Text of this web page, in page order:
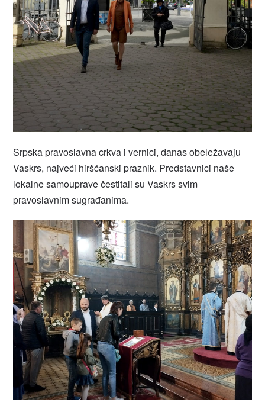
Srpska pravoslavna crkva i vernici, danas obeležavaju
Vaskrs, najveći hiršćanski praznik. Predstavnici naše
lokalne samouprave čestitali su Vaskrs svim
pravoslavnim sugrađanima.